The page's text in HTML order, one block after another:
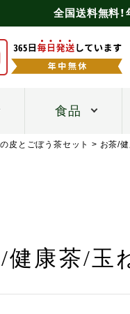
全国送料無料
食品
皮とごぼう茶セット お茶/
健康茶/玉